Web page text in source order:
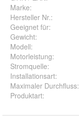
Marke:
Hersteller Nr.:
Geeignet für:
Gewicht:
Modell:
Motorleistung:
Stromquelle:
Installationsart:
Maximaler Durchfluss:
Produktart: